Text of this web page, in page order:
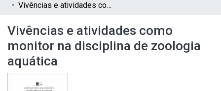
Vivências e atividades como monitor na disciplina de zoologia aquática
Vivências e atividades como
monitor na disciplina de zoologia
aquática